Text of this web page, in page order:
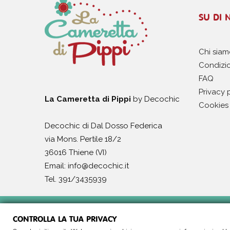
La Cameretta di Pippi by Decochic
Decochic di Dal Dosso Federica
via Mons. Pertile 18/2
36016 Thiene (VI)
Email: info@decochic.it
Tel. 391/3435939
SU DI
Chi
FAQ
Privacy
CONTROLLA LA TUA PRIVACY